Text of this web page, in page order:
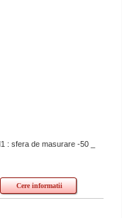
: sfera de masurare -50 _
Cere informatii